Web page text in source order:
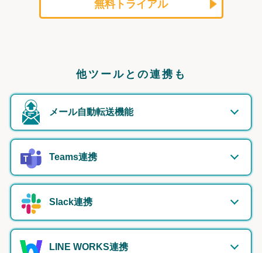
無料トライアル
他ツールとの連携も
メール自動転送機能
Teams連携
Slack連携
LINE WORKS連携